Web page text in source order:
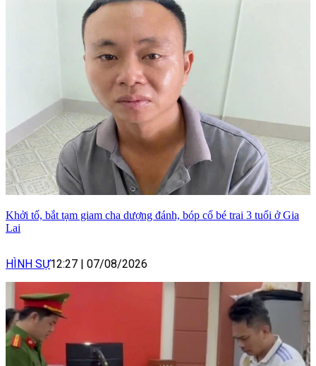
Khởi tố, bắt tạm giam cha dượng đánh, bóp cổ bé trai 3 tuổi ở Gia
Lai
HÌNH SỰ12:27 | 07/08/2026